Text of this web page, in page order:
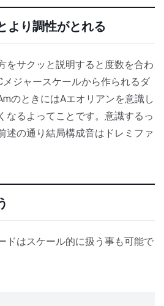
より調性がとれる
をサクッと説明すると度数を合わ
ジャースケールから作られるダ
のときにはAエオリアンを意識し
なるよってことです。意識するっ
述の通り結局構成音はドレミファ
ドはスケール的に扱う事も可能で